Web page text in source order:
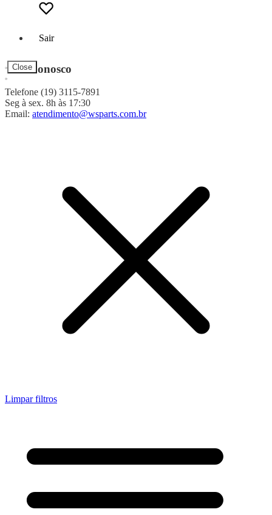
Sair
Close
Fale Conosco
Telefone (19) 3115-7891
Seg à sex. 8h às 17:30
Email: atendimento@wsparts.com.br
Limpar filtros